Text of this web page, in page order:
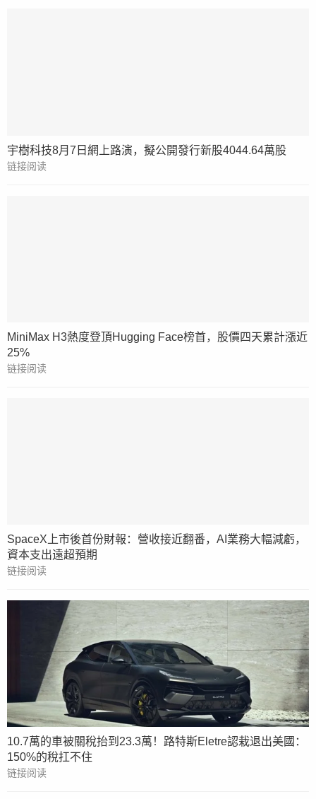
宇樹科技8月7日網上路演，擬公開發行新股4044.64萬股
链接阅读
MiniMax H3熱度登頂Hugging Face榜首，股價四天累計漲近
25%
链接阅读
SpaceX上市後首份財報：營收接近翻番，AI業務大幅減虧，
資本支出遠超預期
链接阅读
10.7萬的車被關稅抬到23.3萬！路特斯Eletre認栽退出美國：
150%的稅扛不住
链接阅读